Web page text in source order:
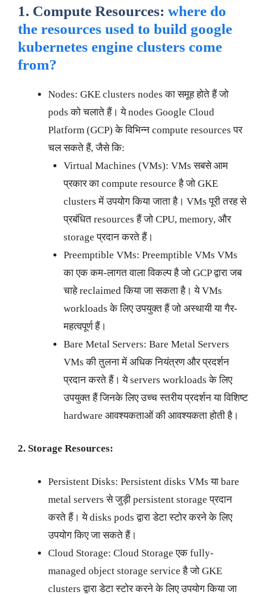
1. Compute Resources: where do
the resources used to build google
kubernetes engine clusters come
from?
Nodes: GKE clusters nodes का समूह होते हैं जो
pods को चलाते हैं। ये nodes Google Cloud
Platform (GCP) के विभिन्न compute resources पर
चल सकते हैं, जैसे कि:
Virtual Machines (VMs): VMs सबसे आम
प्रकार का compute resource है जो GKE
clusters में उपयोग किया जाता है। VMs पूरी तरह से
प्रबंधित resources हैं जो CPU, memory, और
storage प्रदान करते हैं।
Preemptible VMs: Preemptible VMs VMs
का एक कम-लागत वाला विकल्प है जो GCP द्वारा जब
चाहे reclaimed किया जा सकता है। ये VMs
workloads के लिए उपयुक्त हैं जो अस्थायी या गैर-
महत्वपूर्ण हैं।
Bare Metal Servers: Bare Metal Servers
VMs की तुलना में अधिक नियंत्रण और प्रदर्शन
प्रदान करते हैं। ये servers workloads के लिए
उपयुक्त हैं जिनके लिए उच्च स्तरीय प्रदर्शन या विशिष्ट
hardware आवश्यकताओं की आवश्यकता होती है।
2. Storage Resources:
Persistent Disks: Persistent disks VMs या bare
metal servers से जुड़ी persistent storage प्रदान
करते हैं। ये disks pods द्वारा डेटा स्टोर करने के लिए
उपयोग किए जा सकते हैं।
Cloud Storage: Cloud Storage एक fully-
managed object storage service है जो GKE
clusters द्वारा डेटा स्टोर करने के लिए उपयोग किया जा